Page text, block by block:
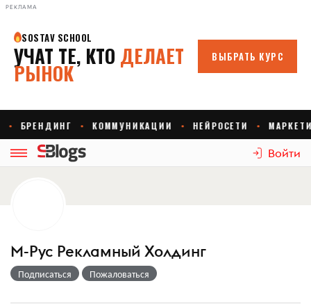
РЕКЛАМА
Войти
М-Рус Рекламный Холдинг
Подписаться Пожаловаться